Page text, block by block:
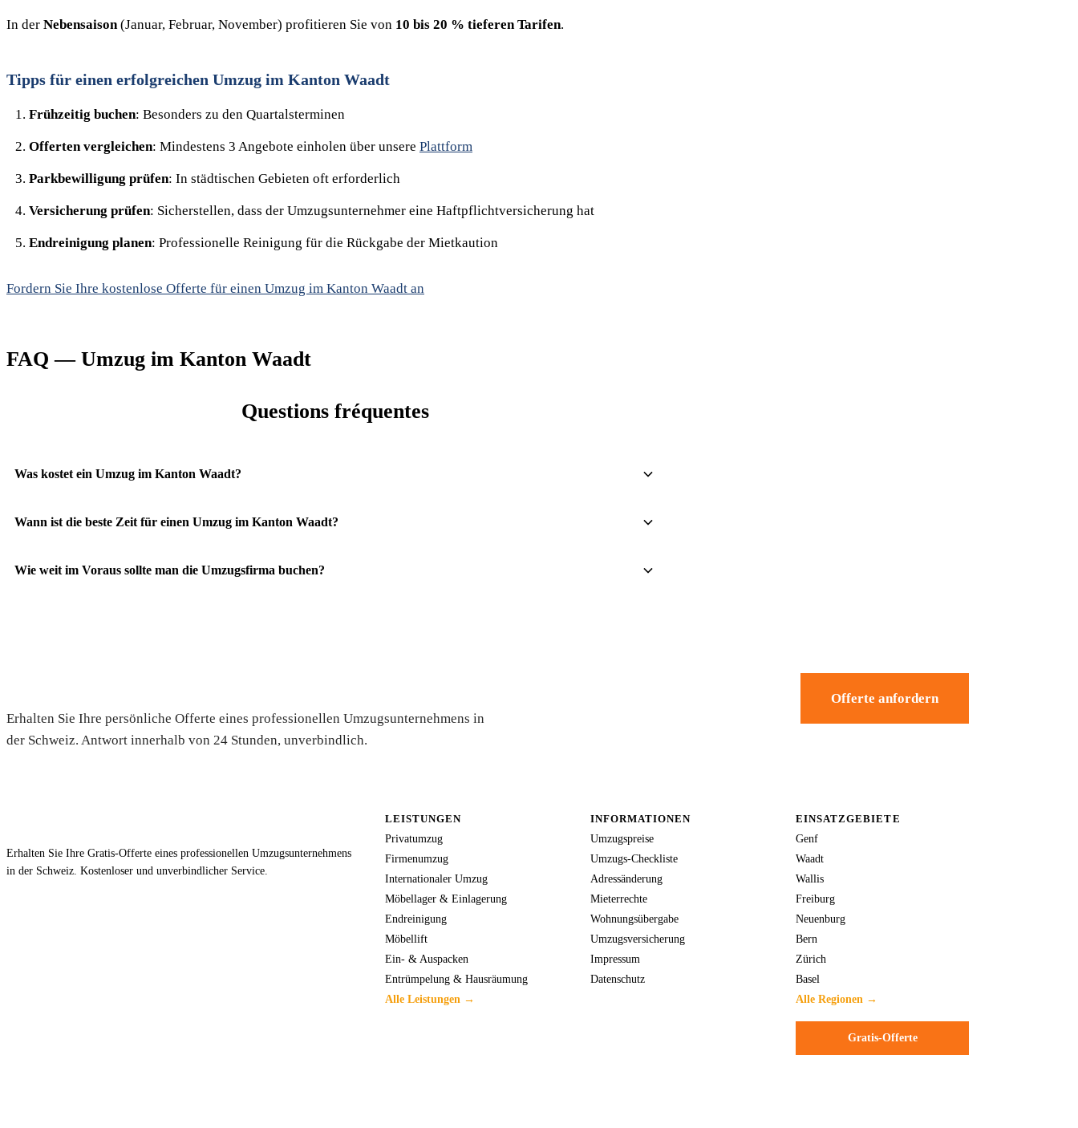
In der Nebensaison(Januar, Februar, November) profitieren Sie von 10 bis 20 % tieferen Tarifen.
Tipps für einen erfolgreichen Umzug im Kanton Waadt
Frühzeitig buchen: Besonders zu den Quartalsterminen
Offerten vergleichen: Mindestens 3 Angebote einholen über unsere Plattform
Parkbewilligung prüfen: In städtischen Gebieten oft erforderlich
Versicherung prüfen: Sicherstellen, dass der Umzugsunternehmer eine Haftpflichtversicherung hat
Endreinigung planen: Professionelle Reinigung für die Rückgabe der Mietkaution
Fordern Sie Ihre kostenlose Offerte für einen Umzug im Kanton Waadt an
FAQ — Umzug im Kanton Waadt
Questions fréquentes
Was kostet ein Umzug im Kanton Waadt?
Wann ist die beste Zeit für einen Umzug im Kanton Waadt?
Wie weit im Voraus sollte man die Umzugsfirma buchen?
Erhalten Sie Ihre persönliche Offerte eines professionellen Umzugsunternehmens in
der Schweiz. Antwort innerhalb von 24 Stunden, unverbindlich.
Offerte anfordern
Erhalten Sie Ihre Gratis-Offerte eines professionellen Umzugsunternehmens
in der Schweiz. Kostenloser und unverbindlicher Service.
LEISTUNGEN
Privatumzug
Firmenumzug
Internationaler Umzug
Möbellager & Einlagerung
Endreinigung
Möbellift
Ein- & Auspacken
Entrümpelung & Hausräumung
Alle Leistungen →
INFORMATIONEN
Umzugspreise
Umzugs-Checkliste
Adressänderung
Mieterrechte
Wohnungsübergabe
Umzugsversicherung
Impressum
Datenschutz
EINSATZGEBIETE
Genf
Waadt
Wallis
Freiburg
Neuenburg
Bern
Zürich
Basel
Alle Regionen →
Gratis-Offerte